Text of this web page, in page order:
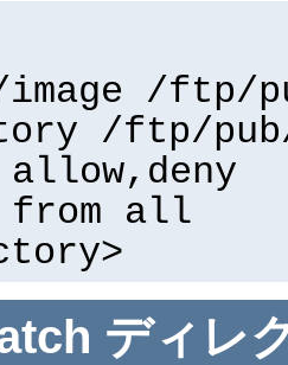
/ftp/
/ftp/pub/
allow,deny
from all
ディレ